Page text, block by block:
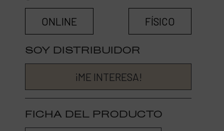
ONLINE FÍSICO
SOY DISTRIBUIDOR
¡ME INTERESA!
FICHA DEL PRODUCTO